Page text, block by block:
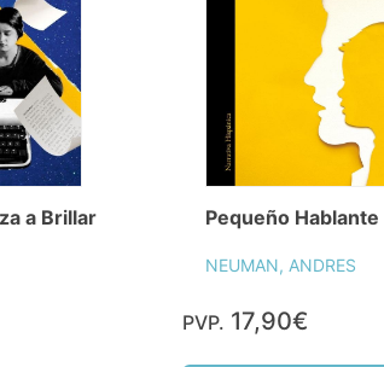
a Brillar Pequeño Hablante
NEUMAN, ANDRES
PVP. 17,90€